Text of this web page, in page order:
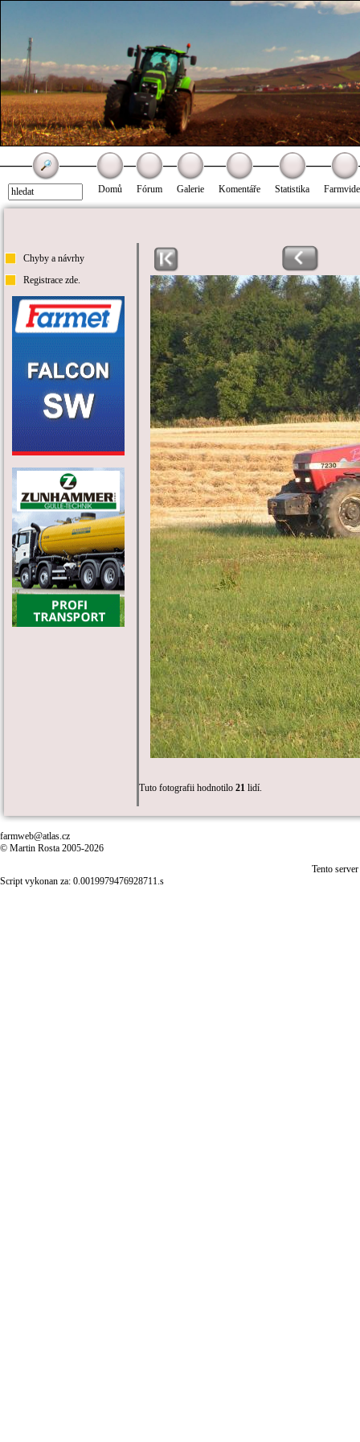
Domů Fórum Galerie Komentáře Statistika
Chyby a návrhy
Registrace zde.
Tuto fotografii hodnotilo 21 lidí.
farmweb@atlas.cz
© Martin Rosta 2005-2026
Tento
Script vykonan za: 0.0019979476928711.s